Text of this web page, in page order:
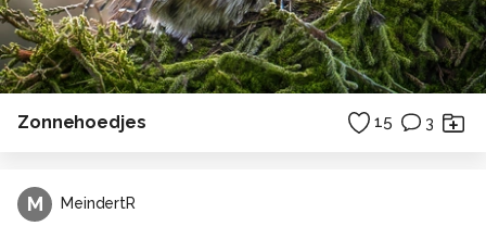
Zonnehoedjes 15 3
M MeindertR